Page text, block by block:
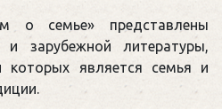
о семье» представлены
и зарубежной литературы,
которых является семья и